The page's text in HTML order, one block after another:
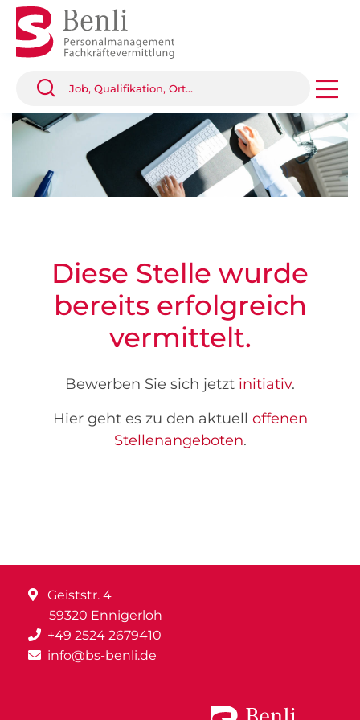
Diese Stelle wurde
bereits erfolgreich
vermittelt.
Bewerben Sie sich jetzt initiativ.
Hier geht es zu den aktuell offenen
Stellenangeboten.
Geiststr. 4
59320 Ennigerloh
+49 2524 2679410
info@bs-benli.de